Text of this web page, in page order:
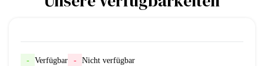
- Verfügbar - Nicht verfügbar